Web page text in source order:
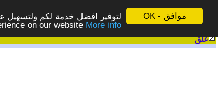
موافق - OK
لتوفير افضل خدمة لكم ولتسهيل
on our website More info - المزيد
غلق